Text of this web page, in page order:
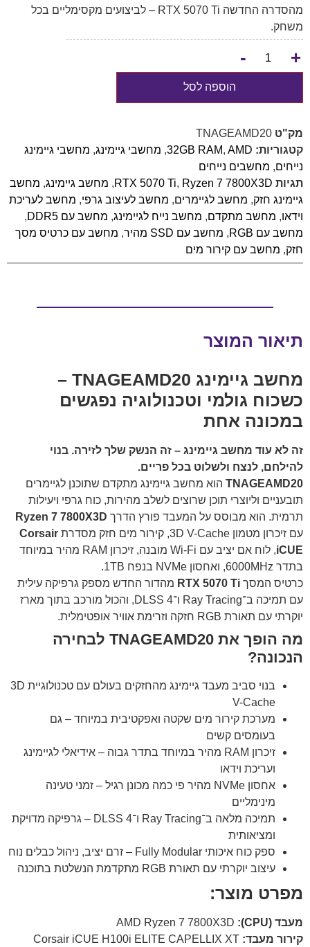
מהסדרה החדשה RTX 5070 Ti – לביצועים מקסימליים בכל
משחק.
+
-
הוספה לסל
מק"ט TNAGEAMD20
קטגוריות:
32GB RAM, AMD
, מחשבי גיימינג, מחשבי גיימינג
נייחים, מחשבים נייחים
תגיות
RTX 5070 Ti, Ryzen 7 7800X3D
, מחשב גיימינג, מחשב
גיימינג חזק, מחשב לגיימרים, מחשב לעיצוב גרפי, מחשב לעריכת
וידאו, מחשב מתקדם, מחשב נייח לגיימינג, מחשב עם DDR5
,
מחשב עם RGB
, מחשב עם SSD מהיר , מחשב עם כרטיס מסך
חזק, מחשב עם קירור מים
תיאור המוצר
מחשב גיימינג TNAGEAMD20 –
כשכוח גולמי וטכנולוגיה נפגשים
במכונה אחת
זה לא עוד מחשב גיימינג – זה הנשק שלך לזירה. בנוי
להילחם, לנצח ולשלוט בכל פריים.
TNAGEAMD20 הוא מחשב גיימינג מתקדם שתוכנן לגיימרים
תובעניים וליוצרי תוכן שרוצים לשלב מהירות, כוח גרפי ויעילות
תרמית. הוא מבוסס על המעבד פורץ הדרך Ryzen 7 7800X3D
עם זיכרון מטמון 3D V-Cache, קירור מים חזק מסדרת
Corsair
iCUE
, לוח אם יציב עם Wi-Fi מובנה, זיכרון RAM מהיר במיוחד
בתדר 6000MHz, ואחסון NVMe בנפח 1TB.
כרטיס המסך RTX 5070 Ti מהדור החדש מספק גרפיקה עילית
עם תמיכה ב־Ray Tracing ו־DLSS 4, והכול מורכב בתוך מארז
יוקרתי עם תאורת RGB חזקה וזרימת אוויר אופטימלית.
מה הופך את TNAGEAMD20 לבחירה
הנכונה?
בנוי סביב מעבד גיימינג מהחזקים בעולם עם טכנולוגיית 3D
V-Cache
מערכת קירור מים שקטה ואפקטיבית במיוחד – גם
בעומסים קשים
זיכרון RAM מהיר במיוחד בתדר גבוה – אידיאלי לגיימינג
ועריכת וידאו
אחסון NVMe מהיר פי כמה מכונן רגיל – זמני טעינה
מינימליים
תמיכה מלאה ב־Ray Tracing ו־DLSS 4 – גרפיקה מדויקת
ומציאותית
ספק כוח איכותי Fully Modular – זרם יציב, ניהול כבלים נוח
עיצוב יוקרתי עם תאורת RGB מתקדמת הנשלטת בתוכנה
מפרט מוצר:
מעבד (CPU):
AMD Ryzen 7 7800X3D
קירור מעבד: Corsair iCUE H100i ELITE CAPELLIX XT